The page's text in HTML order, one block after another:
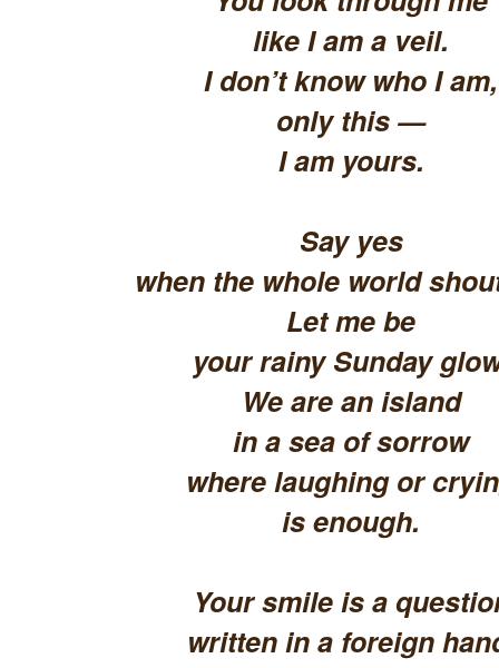
like I am a veil.
I don’t know who I am,
only this —
I am yours.
Say yes
when the whole world
Let me be
your rainy Sunday
We are an island
in a sea of sorrow
where laughing or
is enough.
Your smile is a
written in a foreign